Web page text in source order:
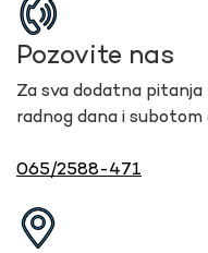
Pozovite nas
Za sva dodatna
radnog dana i subotom
065/2588-471